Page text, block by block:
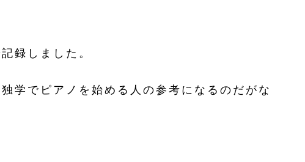
録しました。
学でピアノを始める人の参考になるのだがな